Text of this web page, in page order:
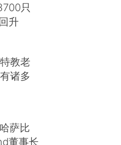
只
升
教老
诸多
萨比
董事长